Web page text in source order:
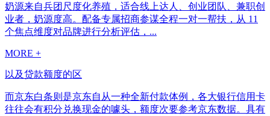
奶源来自兵团尺度化养殖，适合线上达人、创业团队、兼职创
业者，奶源度高。配备专属招商参谋全程一对一帮扶，从 11
个焦点维度对品牌进行分析评估，...
MORE +
以及贷款额度的区
而京东白条则是京东自从一种全新付款体例，各大银行信用卡
往往会有积分兑换现金的噱头，额度次要参考京东数据。具有